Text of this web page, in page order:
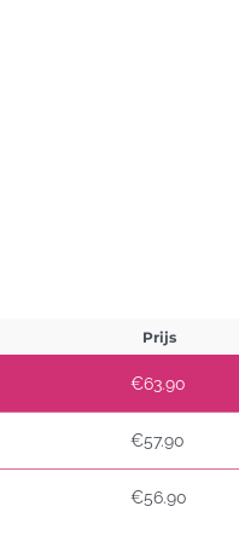
Prijs
€63.90
€57.90
€56.90